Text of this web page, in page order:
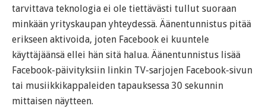
tarvittava teknologia ei ole tiettävästi tullut suoraan
minkään yrityskaupan yhteydessä. Äänentunnistus pitää
erikseen aktivoida, joten Facebook ei kuuntele
käyttäjäänsä ellei hän sitä halua. Äänentunnistus lisää
Facebook-päivityksiin linkin TV-sarjojen Facebook-sivun
tai musiikkikappaleiden tapauksessa 30 sekunnin
mittaisen näytteen.